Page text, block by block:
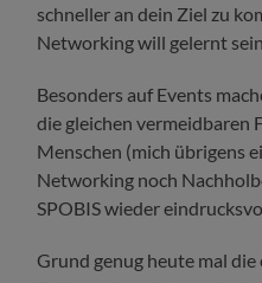
schneller an dein Ziel zu
Networking will gelernt
Besonders auf Events
die gleichen vermeidbaren
Menschen (mich übrigens
Networking noch
SPOBIS wieder
Grund genug heute mal